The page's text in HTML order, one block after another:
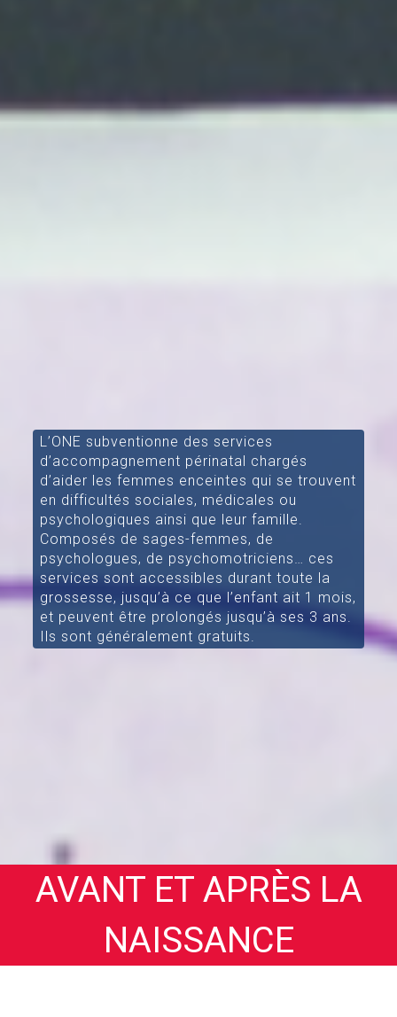
L’ONE subventionne des services
d’accompagnement périnatal chargés
d’aider les femmes enceintes qui se trouvent
en difficultés sociales, médicales ou
psychologiques ainsi que leur famille.
Composés de sages-femmes, de
psychologues, de psychomotriciens… ces
services sont accessibles durant toute la
grossesse, jusqu’à ce que l’enfant ait 1 mois,
et peuvent être prolongés jusqu’à ses 3 ans.
Ils sont généralement gratuits.
AVANT ET APRÈS LA
NAISSANCE